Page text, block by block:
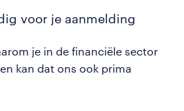
voor je aanmelding
je in de financiële sector
kan dat ons ook prima